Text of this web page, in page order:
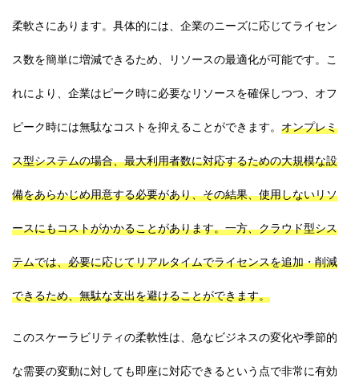
柔軟さにあります。具体的には、企業のニーズに応じてライセン
ス数を簡単に増減できるため、リソースの最適化が可能です。こ
れにより、企業はピーク時に必要なリソースを確保しつつ、オフ
ピーク時には無駄なコストを抑えることができます。 オンプレミ
ス型システムの場合、最大利用者数に対応するための大規模な設
備をあらかじめ用意する必要があり、その結果、使用しないリソ
ースにもコストがかかることがあります。一方、クラウド型シス
テムでは、必要に応じてリアルタイムでライセンスを追加・削減
できるため、無駄な支出を避けることができます。
このスケーラビリティの柔軟性は、急なビジネスの変化や季節的
な需要の変動に対しても即座に対応できるという点で非常に有効